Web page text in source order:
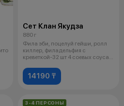
Сет Клан Якудза
880 г
Фила эби, поцелуй гейши, ролл
киллер, филадельфия с
креветкой-32 шт 4 соевых соуса.2
14190 ₸
3-4 ПЕРСОНЫ